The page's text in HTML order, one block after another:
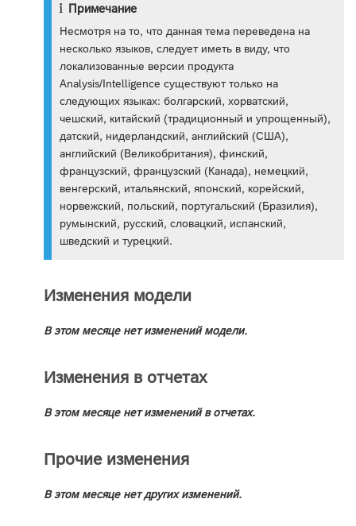
Примечание
Несмотря на то, что данная тема переведена на
несколько языков, следует иметь в виду, что
локализованные версии продукта
Analysis/Intelligence существуют только на
следующих языках: болгарский, хорватский,
чешский, китайский (традиционный и упрощенный),
датский, нидерландский, английский (США),
английский (Великобритания), финский,
французский, французский (Канада), немецкий,
венгерский, итальянский, японский, корейский,
норвежский, польский, португальский (Бразилия),
румынский, русский, словацкий, испанский,
шведский и турецкий.
Изменения модели
В этом месяце нет изменений модели.
Изменения в отчетах
В этом месяце нет изменений в отчетах.
Прочие изменения
В этом месяце нет других изменений.